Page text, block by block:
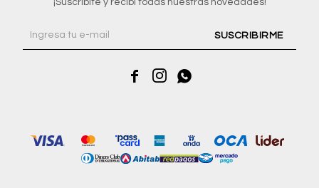
¡Suscribite y recibí todas nuestras novedades!
SUSCRIBIRME
  